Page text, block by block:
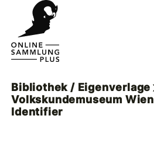
Bibliothek / Eigenverlage
Volkskundemuseum Wien
Identifier